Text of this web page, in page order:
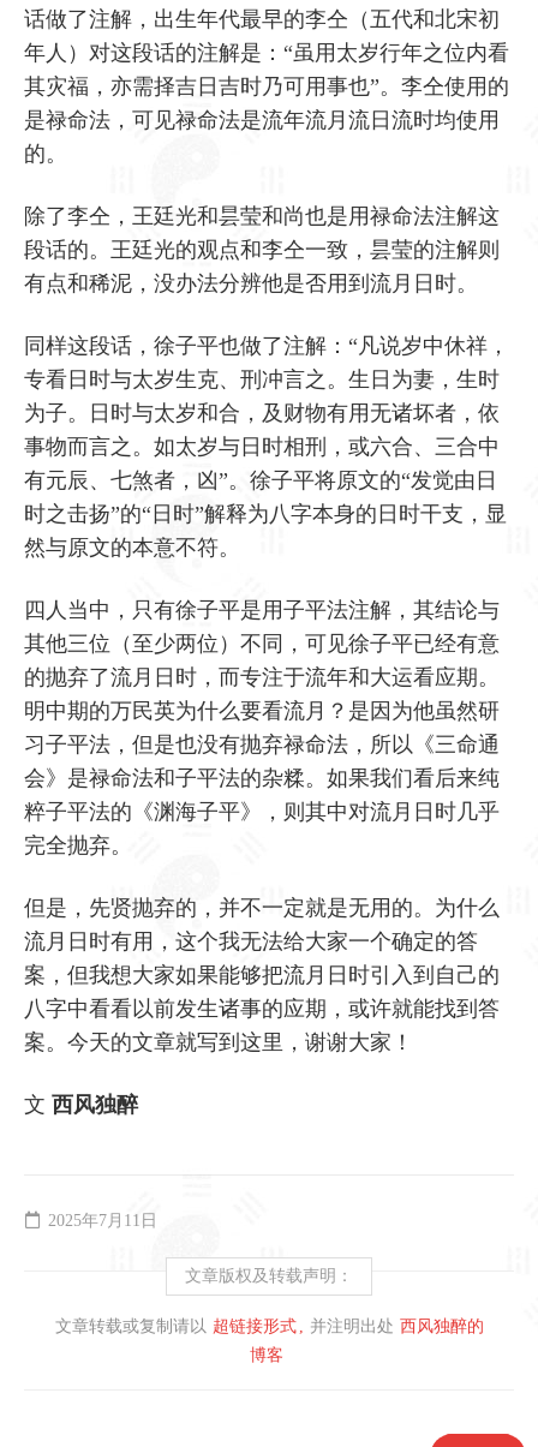
话做了注解，出生年代最早的李仝（五代和北宋初
年人）对这段话的注解是：“虽用太岁行年之位内看
其灾福，亦需择吉日吉时乃可用事也”。李仝使用的
是禄命法，可见禄命法是流年流月流日流时均使用
的。
除了李仝，王廷光和昙莹和尚也是用禄命法注解这
段话的。王廷光的观点和李仝一致，昙莹的注解则
有点和稀泥，没办法分辨他是否用到流月日时。
同样这段话，徐子平也做了注解：“凡说岁中休祥，
专看日时与太岁生克、刑冲言之。生日为妻，生时
为子。日时与太岁和合，及财物有用无诸坏者，依
事物而言之。如太岁与日时相刑，或六合、三合中
有元辰、七煞者，凶”。徐子平将原文的“发觉由日
时之击扬”的“日时”解释为八字本身的日时干支，显
然与原文的本意不符。
四人当中，只有徐子平是用子平法注解，其结论与
其他三位（至少两位）不同，可见徐子平已经有意
的抛弃了流月日时，而专注于流年和大运看应期。
明中期的万民英为什么要看流月？是因为他虽然研
习子平法，但是也没有抛弃禄命法，所以《三命通
会》是禄命法和子平法的杂糅。如果我们看后来纯
粹子平法的《渊海子平》，则其中对流月日时几乎
完全抛弃。
但是，先贤抛弃的，并不一定就是无用的。为什么
流月日时有用，这个我无法给大家一个确定的答
案，但我想大家如果能够把流月日时引入到自己的
八字中看看以前发生诸事的应期，或许就能找到答
案。今天的文章就写到这里，谢谢大家！
文 西风独醉
2025年7月11日
文章版权及转载声明：
文章转载或复制请以 超链接形式 并注明出处 西风独醉的
博客